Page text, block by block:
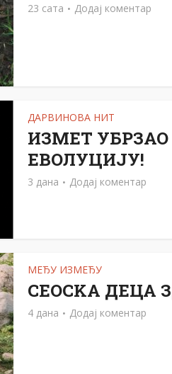
23 сата Додај коментар
ДАРВИНОВА НИТ
ИЗМЕТ УБРЗАО
ЕВОЛУЦИЈУ!
3 дана Додај коментар
МЕЂУ ИЗМЕЂУ
СЕОСKА ДЕЦА
4 дана Додај коментар